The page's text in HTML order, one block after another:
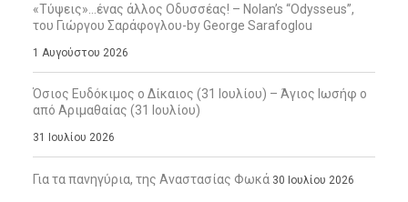
«Τύψεις»…ένας άλλος Οδυσσέας! – Nolan’s “Odysseus”,
του Γιώργου Σαράφογλου-by George Sarafoglou
1 Αυγούστου 2026
Όσιος Ευδόκιμος ο Δίκαιος (31 Ιουλίου) – Άγιος Ιωσήφ ο
από Αριμαθαίας (31 Ιουλίου)
31 Ιουλίου 2026
Για τα πανηγύρια, της Αναστασίας Φωκά 30 Ιουλίου 2026